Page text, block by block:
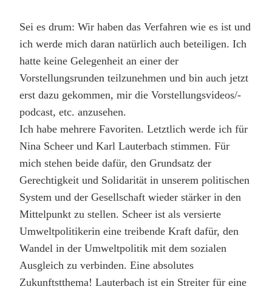
Sei es drum: Wir haben das Verfahren wie es ist und
ich werde mich daran natürlich auch beteiligen. Ich
hatte keine Gelegenheit an einer der
Vorstellungsrunden teilzunehmen und bin auch jetzt
erst dazu gekommen, mir die Vorstellungsvideos/-
podcast, etc. anzusehen.
Ich habe mehrere Favoriten. Letztlich werde ich für
Nina Scheer und Karl Lauterbach stimmen. Für
mich stehen beide dafür, den Grundsatz der
Gerechtigkeit und Solidarität in unserem politischen
System und der Gesellschaft wieder stärker in den
Mittelpunkt zu stellen. Scheer ist als versierte
Umweltpolitikerin eine treibende Kraft dafür, den
Wandel in der Umweltpolitik mit dem sozialen
Ausgleich zu verbinden. Eine absolutes
Zukunftstthema! Lauterbach ist ein Streiter für eine